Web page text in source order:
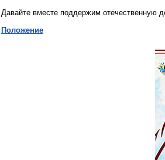
Давайте вместе поддержим отечественную
Положение